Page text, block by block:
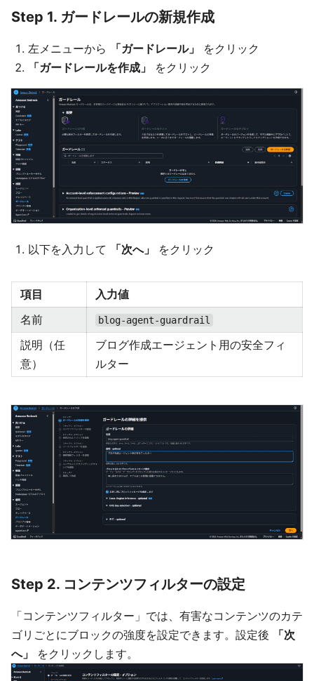
Step 1. ガードレールの新規作成
左メニューから 「ガードレール」
をクリック
「ガードレールを作成」
をクリック
以下を入力して 「次へ」 をクリック
項目
入力値
名前
blog-agent-guardrail
説明（任
意）
ブログ作成エージェント用の安全フィ
ルター
Step 2. コンテンツフィルターの設定
「コンテンツフィルター」では、有害なコンテンツのカテ
ゴリごとにブロックの強度を設定できます。設定後
「次
へ」
をクリックします。